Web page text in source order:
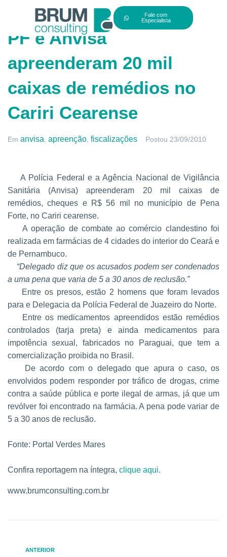
Fale com
Especialista
PF e Anvisa
apreenderam 20 mil
caixas de remédios no
Cariri Cearense
Em anvisa apreenção fiscalizações Postou 23/09/2010
A Polícia Federal e a Agência Nacional de Vigilância
Sanitária (Anvisa) apreenderam 20 mil caixas de
remédios, cheques e R$ 56 mil no município de Pena
Forte, no Cariri cearense.
A operação de combate ao comércio clandestino foi
realizada em farmácias de 4 cidades do interior do Ceará e
de Pernambuco.
“Delegado diz que os acusados podem ser condenados
a uma pena que varia de 5 a 30 anos de reclusão.”
Entre os presos, estão 2 homens que foram levados
para e Delegacia da Polícia Federal de Juazeiro do Norte.
Entre os medicamentos apreendidos estão remédios
controlados (tarja preta) e ainda medicamentos para
impotência sexual, fabricados no Paraguai, que tem a
comercialização proibida no Brasil.
De acordo com o delegado que apura o caso, os
envolvidos podem responder por tráfico de drogas, crime
contra a saúde pública e porte ilegal de armas, já que um
revólver foi encontrado na farmácia. A pena pode variar de
5 a 30 anos de reclusão.
Fonte: Portal Verdes Mares
Confira reportagem na íntegra, clique aqui.
www.brumconsulting.com.br
ANTERIOR